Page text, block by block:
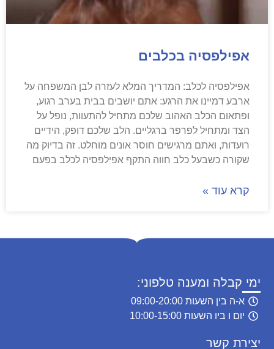
אפילפסיה בכלבים
אפילפסיה לכלב: המדריך המלא לעזרה לבן המשפחה על
ארבע דמיינו את הרגע: אתם יושבים בבית בערב רגוע,
ופתאום הכלב האהוב שלכם מתחיל להתעוות, נופל על
הצד ומתחיל לפרפר ברגליים. הלב שלכם דופק, הידיים
רועדות, ואתם מרגישים חוסר אונים מוחלט. זה בדיוק מה
שקורה כשבעל כלב חווה התקף אפילפסיה לכלב בפעם
קרא עוד »
יצירת קשר
ימי קבלה ומענה טלפוני:
א-ה בין השעות 09:00-20:00
יום ו ביו השעות 10:00-15:00